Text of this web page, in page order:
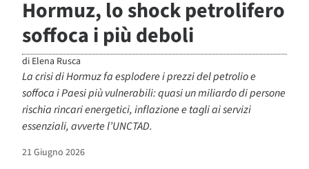
Hormuz, lo shock petrolifero
soffoca i più deboli
di Elena Rusca
La crisi di Hormuz fa esplodere i prezzi del petrolio e
soffoca i Paesi più vulnerabili: quasi un miliardo di persone
rischia rincari energetici, inflazione e tagli ai servizi
essenziali, avverte l’UNCTAD.
21 Giugno 2026